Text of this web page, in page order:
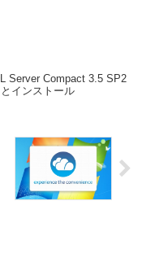
Server Compact 3.5 SP2
インストール